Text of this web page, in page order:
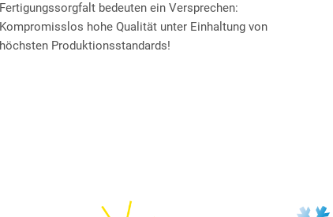
Fertigungssorgfalt bedeuten ein Versprechen:
Kompromisslos hohe Qualität unter Einhaltung von
höchsten Produktionsstandards!